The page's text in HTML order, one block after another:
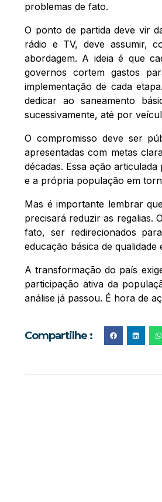
problemas de fato.
O ponto de partida deve vir
rádio e TV, deve assumir,
abordagem. A ideia é que
governos cortem gastos
implementação de cada
dedicar ao saneamento
sucessivamente, até por
O compromisso deve ser
apresentadas com metas
décadas. Essa ação
e a própria população em
Mas é importante lembrar
precisará reduzir as regalias.
fato, ser redirecionados
educação básica de qualidade
A transformação do país
participação ativa da
análise já passou. É hora de
Compartilhe :